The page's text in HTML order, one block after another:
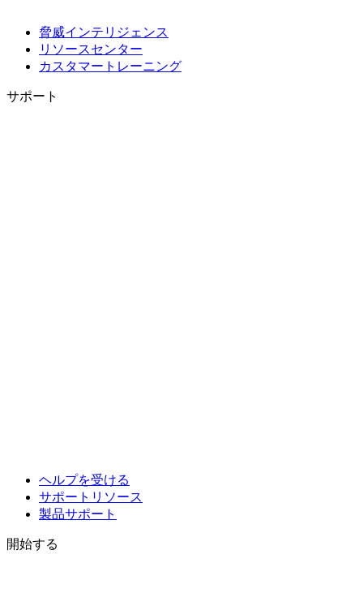
脅威インテリジェンス
リソースセンター
カスタマートレーニング
サポート
ヘルプを受ける
サポートリソース
製品サポート
開始する